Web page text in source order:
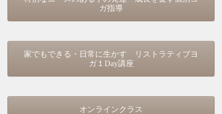
ガ指導
家でもできる・日常に生かす リストラティブヨ
ガ１Day講座
オンラインクラス